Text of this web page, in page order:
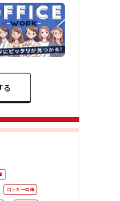
る
ロッカー完備